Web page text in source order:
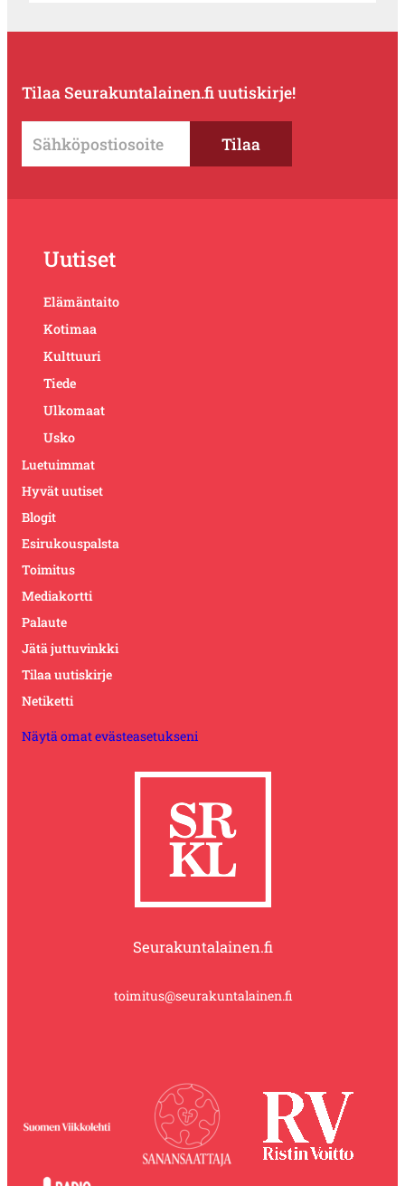
Tilaa Seurakuntalainen.fi uutiskirje!
Uutiset
Elämäntaito
Kotimaa
Kulttuuri
Tiede
Ulkomaat
Usko
Luetuimmat
Hyvät uutiset
Blogit
Esirukouspalsta
Toimitus
Mediakortti
Palaute
Jätä juttuvinkki
Tilaa uutiskirje
Netiketti
Näytä omat evästeasetukseni
Seurakuntalainen.fi
toimitus@seurakuntalainen.fi